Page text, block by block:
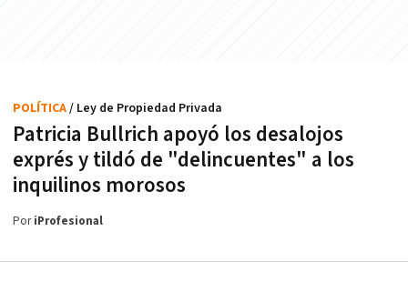
Patricia Bullrich apoyó los desalojos
exprés y tildó de "delincuentes" a los
inquilinos morosos
POLÍTICA/ Ley de Propiedad Privada
PoriProfesional